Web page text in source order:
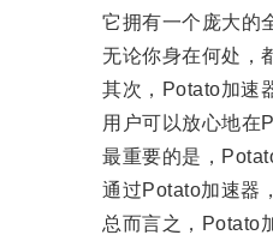
它拥有一个庞大的全
无论你身在何处，都
其次，Potato加速器
用户可以放心地在
最重要的是，Potato
通过Potato加速器，
总而言之，Potato加